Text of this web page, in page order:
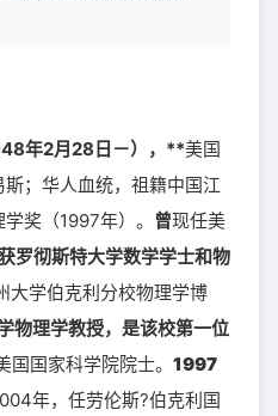
年2月28日－），**美国
；华人血统，祖籍中国江
奖（1997年）。 曾现任美
罗彻斯特大学数学学士和物
大学伯克利分校物理学博
物理学教授，是该校第一位
国国家科学院院士。 1997
年，任劳伦斯?伯克利国